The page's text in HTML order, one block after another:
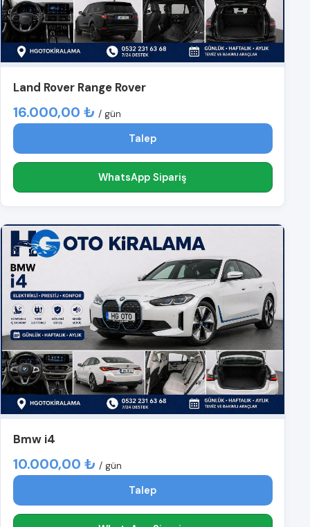
Land Rover Range Rover
16.000,00 ₺ / gün
Talep
WhatsApp Sipariş
Bmw i4
10.000,00 ₺ / gün
Talep